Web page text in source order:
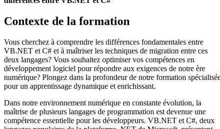
Contexte de la formation
Vous cherchez à comprendre les différences fondamentales entre
VB.NET et C# et à maîtriser les techniques de migration entre ces
deux langages? Vous souhaitez optimiser vos compétences en
développement logiciel pour répondre aux exigences de notre ère
numérique? Plongez dans la profondeur de notre formation
pour un apprentissage dynamique et enrichissant.
Dans notre environnement numérique en constante évolution, la
maîtrise de plusieurs langages de programmation est devenue une
compétence essentielle pour les développeurs. VB.NET et C#, deux